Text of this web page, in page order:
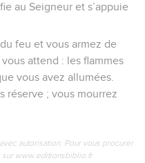
au Seigneur et s’appuie
feu et vous armez de
attend : les flammes
vous avez allumées.
réserve ; vous mourrez
autorisation. Pour vous procurer
www.editionsbiblio.fr